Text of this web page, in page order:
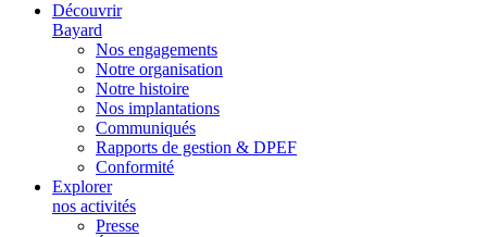
Découvrir
Bayard
Nos engagements
Notre organisation
Notre histoire
Nos implantations
Communiqués
Rapports de gestion & DPEF
Conformité
Explorer
nos activités
Presse